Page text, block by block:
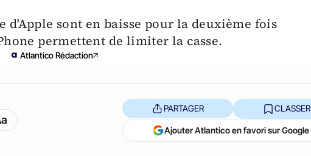
sont en baisse pour la deuxième fois
permettent de limiter la casse.
Atlantico Rédaction
PARTAGER CLASSER
Ajouter Atlantico en favori sur Google